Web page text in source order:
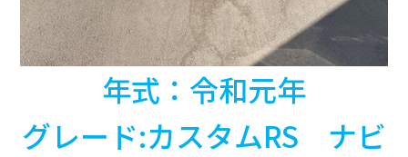
年式：令和元年
グレード:カスタムRS ナビ